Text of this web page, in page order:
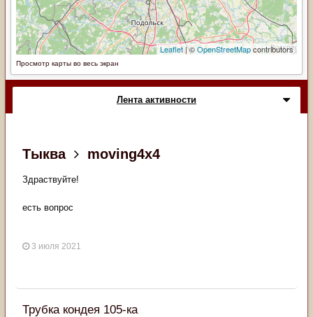
Просмотр карты во весь экран
Лента активности
Тыква moving4x4
Здраствуйте!
есть вопрос
3 июля 2021
Трубка кондея 105-ка